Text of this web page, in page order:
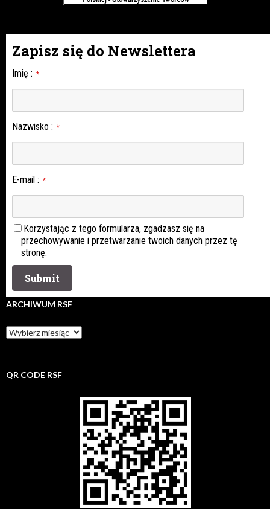
Zapisz się do Newslettera
Imię : *
Nazwisko : *
E-mail : *
Korzystając z tego formularza, zgadzasz się na
przechowywanie i przetwarzanie twoich danych przez tę
stronę.
ARCHIWUM RSF
Archiwum
rsf
QR CODE RSF